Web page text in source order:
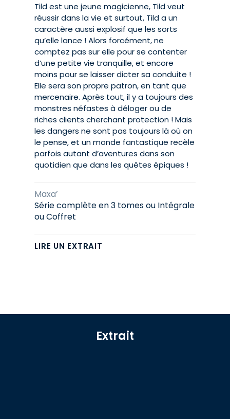
Tild est une jeune magicienne, Tild veut
réussir dans la vie et surtout, Tild a un
caractère aussi explosif que les sorts
qu’elle lance ! Alors forcément, ne
comptez pas sur elle pour se contenter
d’une petite vie tranquille, et encore
moins pour se laisser dicter sa conduite !
Elle sera son propre patron, en tant que
mercenaire. Après tout, il y a toujours des
monstres néfastes à déloger ou de
riches clients cherchant protection ! Mais
les dangers ne sont pas toujours là où on
le pense, et un monde fantastique recèle
parfois autant d’aventures dans son
quotidien que dans les quêtes épiques !
Maxa’
Série complète en 3 tomes ou Intégrale
ou Coffret
LIRE UN EXTRAIT
Extrait